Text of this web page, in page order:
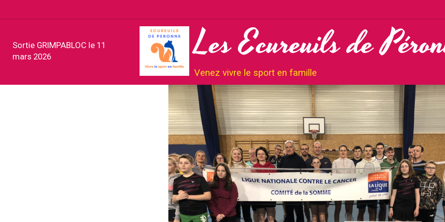
Sortie GRIMPABLOC le 11
mars 2026
Les Ecureuils de
Venez vivre le sport en famille